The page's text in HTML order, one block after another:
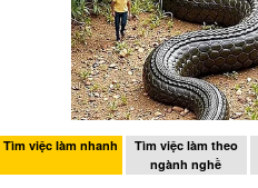
Tìm việc làm nhanh
Tìm việc làm theo
ngành nghề